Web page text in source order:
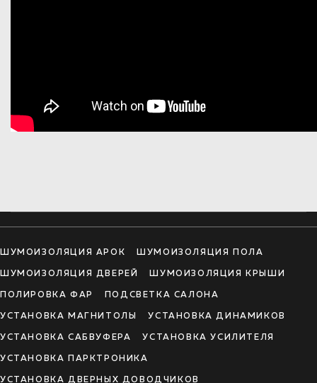
ШУМОИЗОЛЯЦИЯ АРОК ШУМОИЗОЛЯЦИЯ ПОЛА
ШУМОИЗОЛЯЦИЯ ДВЕРЕЙ ШУМОИЗОЛЯЦИЯ КРЫШИ
ПОЛИРОВКА ФАР ПОДСВЕТКА САЛОНА
УСТАНОВКА МАГНИТОЛЫ УСТАНОВКА ДИНАМИКОВ
УСТАНОВКА САБВУФЕРА УСТАНОВКА УСИЛИТЕЛЯ
УСТАНОВКА ПАРКТРОНИКА
УСТАНОВКА ДВЕРНЫХ ДОВОДЧИКОВ